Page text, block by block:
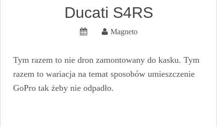
Ducati S4RS
Magneto
Tym razem to nie dron zamontowany do kasku. Tym
razem to wariacja na temat sposobów umieszczenie
GoPro tak żeby nie odpadło.